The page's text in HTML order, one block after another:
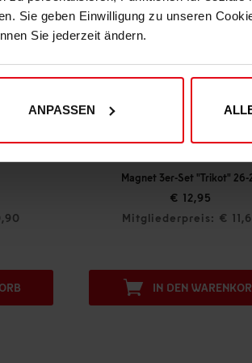
Sie geben Einwilligung zu unseren
Sie jederzeit ändern.
ANPASSEN
Magnet 3er-Set "Trikot" 26-
€ 12,95
Mitgliederpreis: €
IN DEN